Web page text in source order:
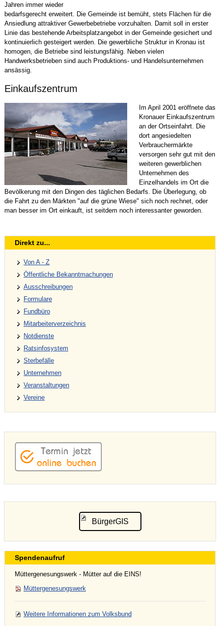
Jahren immer wieder
bedarfsgerecht erweitert. Die Gemeinde ist bemüht, stets Flächen für die
Ansiedlung attraktiver Gewerbebetriebe vorzuhalten. Damit soll in erster
Linie das bestehende Arbeitsplatzangebot in der Gemeinde gesichert und
kontinuierlich gesteigert werden. Die gewerbliche Struktur in Kronau ist
homogen, die Betriebe sind leistungsfähig. Neben vielen
Handwerksbetrieben sind auch Produktions- und Handelsunternehmen
ansässig.
Einkaufszentrum
Im April 2001 eröffnete das
Kronauer Einkaufszentrum
an der Ortseinfahrt. Die
dort angesiedelten
Verbrauchermärkte
versorgen sehr gut mit den
weiteren gewerblichen
Unternehmen des
Einzelhandels im Ort die
Bevölkerung mit den Dingen des täglichen Bedarfs. Die Überlegung, ob
die Fahrt zu den Märkten "auf die grüne Wiese" sich noch rechnet, oder
man besser im Ort einkauft, ist seitdem noch interessanter geworden.
Direkt zu...
Von A - Z
Öffentliche Bekanntmachungen
Ausschreibungen
Formulare
Fundbüro
Mitarbeiterverzeichnis
Notdienste
Ratsinfosystem
Sterbefälle
Unternehmen
Veranstaltungen
Vereine
BürgerGIS
Spendenaufruf
Müttergenesungswerk - Mütter auf die EINS!
Müttergenesungswerk
Weitere Informationen zum Volksbund